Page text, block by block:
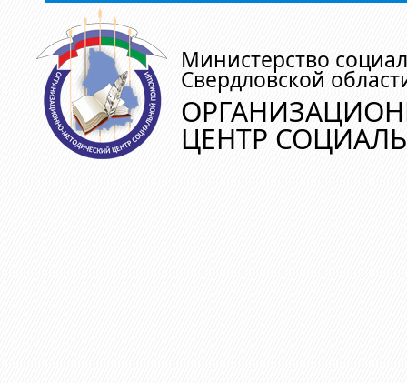
Министерство
Свердловской
ЦЕНТР